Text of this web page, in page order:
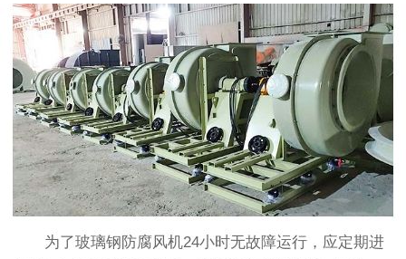
为了玻璃钢防腐风机24小时无故障运行，应定期进